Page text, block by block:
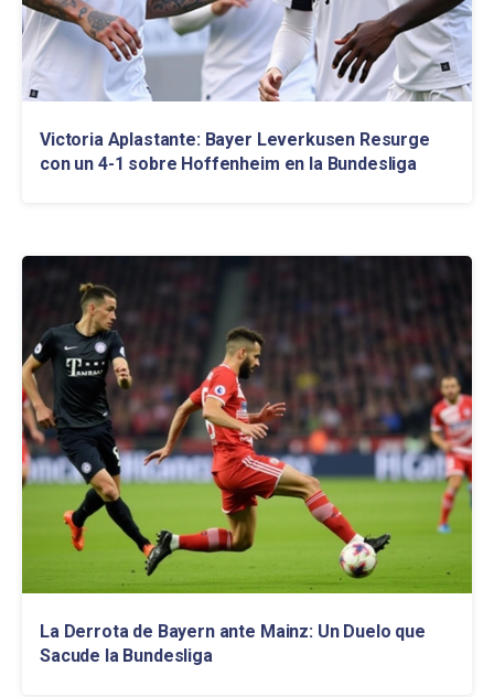
Victoria Aplastante: Bayer Leverkusen Resurge
con un 4-1 sobre Hoffenheim en la Bundesliga
La Derrota de Bayern ante Mainz: Un Duelo que
Sacude la Bundesliga